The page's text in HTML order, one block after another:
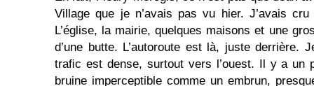
Village que je n’avais pas vu hier. J’avais
L’église, la mairie, quelques maisons et une
d’une butte. L’autoroute est là, juste derrière.
traﬁc est dense, surtout vers l’ouest. Il y a un
bruine imperceptible comme un embrun,